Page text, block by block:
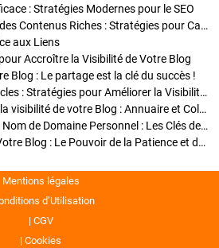
: Stratégies Modernes pour le SEO
Enrichir Vos Articles avec des Contenus Riches : Stratégies pour Captiver et Optimiser
aux Liens
Accroître la Visibilité de Votre Blog
Blog : Le partage est la clé du succès !
Optimisation SEO des Articles : Stratégies pour Améliorer la Visibilité de Votre Blog
Stratégies pour améliorer la visibilité de votre Blog : Annuaire et Collaborations
Pourquoi Investir dans un Nom de Domaine Personnel : Les Clés de la Réussite de Votre Blog
Comment Faire Émerger Votre Blog : Le Pouvoir de la Patience et de la Persévérance
Mentions légales
d’Utilisation
CGV
Cookies